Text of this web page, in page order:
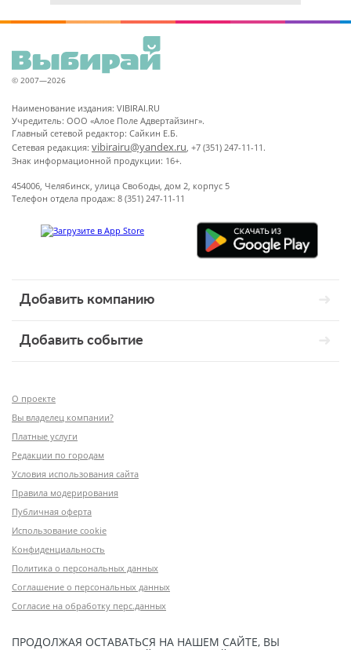
© 2007—2026
Наименование издания: VIBIRAI.RU
Учредитель: ООО «Алое Поле Адвертайзинг».
Главный сетевой редактор: Сайкин Е.Б.
Сетевая редакция: vibirairu@yandex.ru, +7 (351) 247-11-11.
Знак информационной продукции: 16+.
454006, Челябинск, улица Свободы, дом 2, корпус 5
Телефон отдела продаж: 8 (351) 247-11-11
Добавить компанию
Добавить событие
О проекте
Вы владелец компании?
Платные услуги
Редакции по городам
Условия использования сайта
Правила модерирования
Публичная оферта
Использование cookie
Конфиденциальность
Политика о персональных данных
Соглашение о персональных данных
Согласие на обработку перс.данных
ПРОДОЛЖАЯ ОСТАВАТЬСЯ НА НАШЕМ САЙТЕ, ВЫ